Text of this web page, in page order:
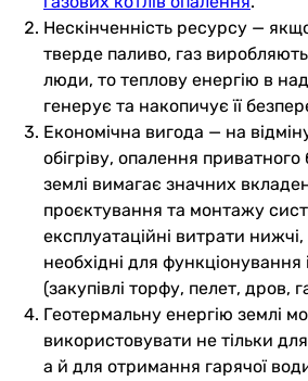
Нескінченність ресурсу —
тверде паливо, газ
люди, то теплову енергію в
генерує та накопичує її
Економічна вигода — на
обігріву, опалення
землі вимагає значних
проєктування та монтажу
експлуатаційні витрати
необхідні для
(закупівлі торфу, пелет, дров,
Геотермальну енергію землі
використовувати не тільки
а й для отримання гарячої